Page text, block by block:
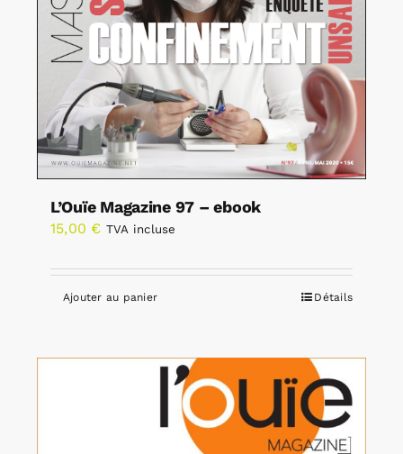
L’Ouïe Magazine 97 – ebook
15,00 € TVA incluse
Ajouter au panier Détails